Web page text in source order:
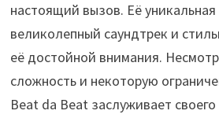
настоящий вызов. Её
великолепный саундтрек и
её достойной внимания.
сложность и некоторую
Beat da Beat заслуживает своего